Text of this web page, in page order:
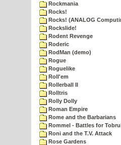
Rockmania
Rocks!
Rocks! (ANALOG
Rockslide!
Rodent Revenge
Roderic
RodMan (demo)
Rogue
Roguelike
Roll'em
Rollerball II
Rolltris
Rolly Dolly
Roman Empire
Rome and the Barbarians
Rommel - Battles for
Roni and the T.V. Attack
Rose Gardens